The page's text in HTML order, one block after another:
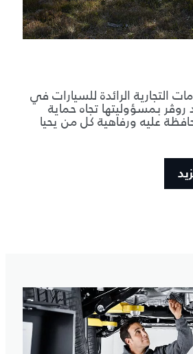
التجارية الرائدة للسيارات في
روڤر بمسؤوليتها تجاه حماية
عليه ورفاهية كل من يحيا